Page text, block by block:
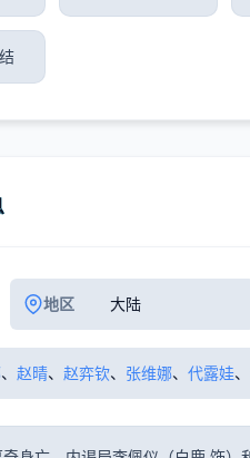
地区 大陆
、 赵晴、 赵弈钦、 张维娜、 代露娃、